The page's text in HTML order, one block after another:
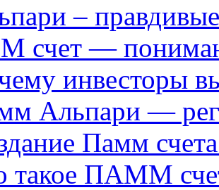
–
—
инвесторы
Альпари —
Памм
такое ПАММ